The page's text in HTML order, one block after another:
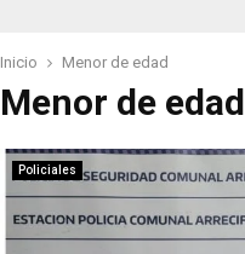
Inicio Menor de edad
Menor de edad
Policiales